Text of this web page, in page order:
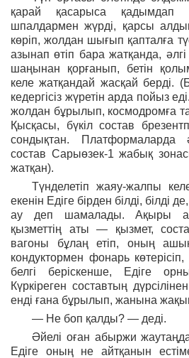
қарай қасарыса қадымдап
шпалдармен жүрді, қарсы
көріп, жолдан шығып қапталға
азынап өтіп бара жатқанда,
шаңынан қорғанып, бетін
келе жатқандай жасқай берді.
кедергісіз жүретін арда пойыз
жолдан бұрылып, космодромға
Қысқасы, бүкіл состав
сондықтан. Платформаларда
состав Сарыөзек-1 жабық
жатқан).
Түнделетіп жаяу-жалпы
екенін Едіге бірден білді, білді
ау деп шамалады. Ақыры
қызметтің аты — қызмет,
вагоны бұлаң етіп, оның
кондуктормен фонарь
белгі беріскенше, Едіге
Күркіреген составтың
енді ғана бұрылып, жанына
— Не боп қалды? — деді.
Әйелі оған абыржи
Едіге оның не айтқанын